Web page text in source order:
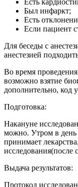
Был инфаркт;
Есть
Если пациент
Для беседы с
анестезией
Во время
возможно взятие
дополнительно, код
Подготовка:
Накануне
можно. Утром в день
принимает
исследования(после
Выдача результатов:
Протокол